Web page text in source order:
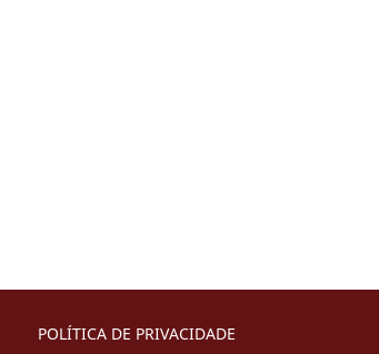
POLÍTICA DE PRIVACIDADE